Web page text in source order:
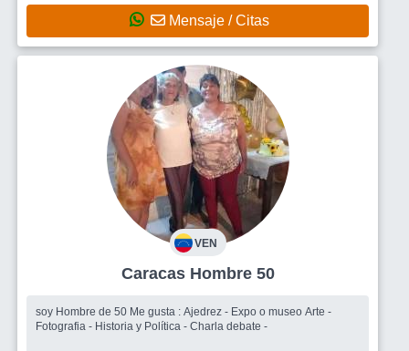
Mensaje / Citas
VEN
Caracas Hombre 50
soy Hombre de 50 Me gusta : Ajedrez - Expo o museo Arte -
Fotografia - Historia y Política - Charla debate -